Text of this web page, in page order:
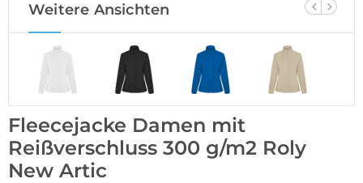
Weitere Ansichten
Fleecejacke Damen mit
Reißverschluss 300 g/m2 Roly
New Artic